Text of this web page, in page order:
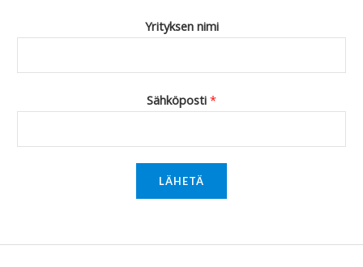
Yrityksen nimi
Sähköposti *
LÄHETÄ